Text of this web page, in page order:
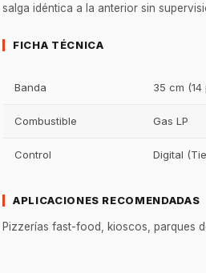
salga idéntica a la anterior sin
FICHA TÉCNICA
Banda 35 cm
Combustible Gas LP
Control Digital
APLICACIONES RECOMENDADAS
Pizzerías fast-food, kioscos, parques